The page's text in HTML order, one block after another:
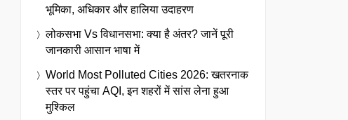
भूमिका, अधिकार और हालिया उदाहरण
लोकसभा Vs विधानसभा: क्या है अंतर? जानें पूरी
जानकारी आसान भाषा में
World Most Polluted Cities 2026: खतरनाक
स्तर पर पहुंचा AQI, इन शहरों में सांस लेना हुआ
मुश्किल